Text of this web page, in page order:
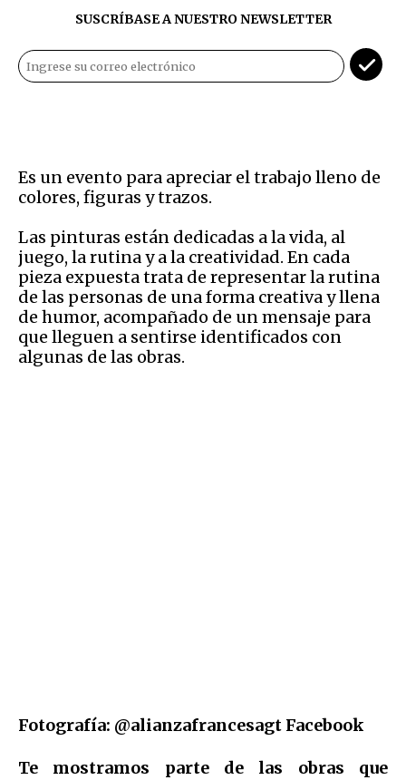
SUSCRÍBASE A NUESTRO NEWSLETTER
Es un evento para apreciar el trabajo lleno de
colores, figuras y trazos.
Las pinturas están dedicadas a la vida, al
juego, la rutina y a la creatividad. En cada
pieza expuesta trata de representar la rutina
de las personas de una forma creativa y llena
de humor, acompañado de un mensaje para
que lleguen a sentirse identificados con
algunas de las obras.
Fotografía: @alianzafrancesagt Facebook
Te mostramos parte de las obras que